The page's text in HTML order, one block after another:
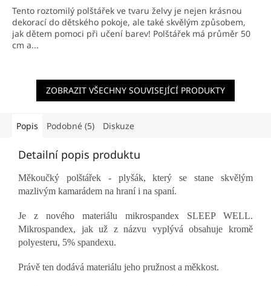
z
5
hvězdiček.
Tento roztomilý polštářek ve tvaru želvy je nejen krásnou
dekorací do dětského pokoje, ale také skvělým způsobem,
jak dětem pomoci při učení barev! Polštářek má průměr 50
cm a...
ZOBRAZIT VŠECHNY SOUVISEJÍCÍ PRODUKTY
Popis Podobné (5) Diskuze
Detailní popis produktu
Měkoučký polštářek - plyšák, který se stane skvělým
mazlivým kamarádem na hraní i na spaní.
Je z nového materiálu mikrospandex SLEEP WELL.
Mikrospandex, jak už z názvu vyplývá obsahuje kromě
polyesteru, 5% spandexu.
Právě ten dodává materiálu jeho pružnost a měkkost.